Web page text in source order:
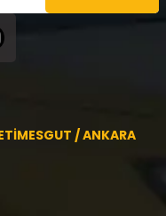
/ ANKARA